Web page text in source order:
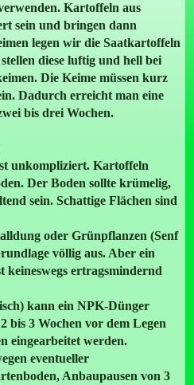
Kartoffeln aus
sein und bringen dann
legen wir die Saatkartoffeln
diese luftig und hell bei
Die Keime müssen kurz
Dadurch erreicht man eine
bis drei Wochen.
unkompliziert. Kartoffeln
Der Boden sollte krümelig,
sein. Schattige Flächen sind
oder Grünpflanzen (Senf
völlig aus. Aber ein
ertragsmindernd
kann ein NPK-Dünger
bis 3 Wochen vor dem Legen
eingearbeitet werden.
eventueller
Anbaupausen von 3